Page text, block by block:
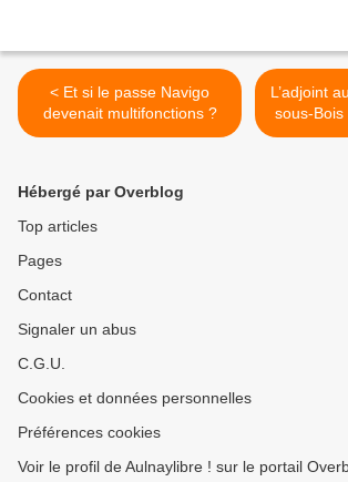
< Et si le passe Navigo
devenait multifonctions ?
L’adjoint
sous-Bois
Hébergé par Overblog
Top articles
Pages
Contact
Signaler un abus
C.G.U.
Cookies et données personnelles
Préférences cookies
Voir le profil de Aulnaylibre ! sur le portail